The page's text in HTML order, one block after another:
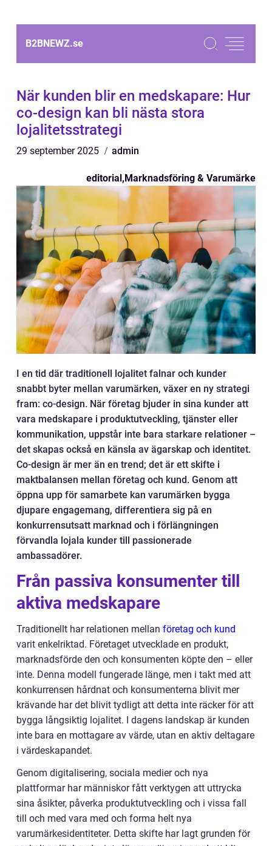
B2BNEWZ.se
När kunden blir en medskapare: Hur
co-design kan bli nästa stora
lojalitetsstrategi
29 september 2025 admin
editorial,Marknadsföring & Varumärke
I en tid där traditionell lojalitet falnar och kunder
snabbt byter mellan varumärken, växer en ny strategi
fram: co-design. När företag bjuder in sina kunder att
vara medskapare i produktutveckling, tjänster eller
kommunikation, uppstår inte bara starkare relationer –
det skapas också en känsla av ägarskap och identitet.
Co-design är mer än en trend; det är ett skifte i
maktbalansen mellan företag och kund. Genom att
öppna upp för samarbete kan varumärken bygga
djupare engagemang, differentiera sig på en
konkurrensutsatt marknad och i förlängningen
förvandla lojala kunder till passionerade
ambassadörer.
Från passiva konsumenter till
aktiva medskapare
Traditionellt har relationen mellan företag och kund
varit enkelriktad. Företaget utvecklade en produkt,
marknadsförde den och konsumenten köpte den – eller
inte. Denna modell fungerade länge, men i takt med att
konkurrensen hårdnat och konsumenterna blivit mer
krävande har det blivit tydligt att detta inte räcker för att
bygga långsiktig lojalitet. I dagens landskap är kunden
inte bara en mottagare av värde, utan en aktiv deltagare
i värdeskapandet.
Genom digitalisering, sociala medier och nya
plattformar har människor fått verktygen att uttrycka
sina åsikter, påverka produktutveckling och i vissa fall
till och med vara med och forma helt nya
varumärkesidentiteter. Detta skifte har lagt grunden för